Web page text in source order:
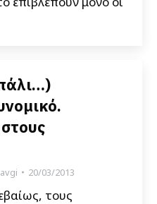
20/03/2013
τους